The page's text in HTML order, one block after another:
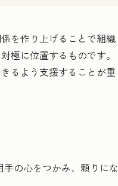
を作り上げることで組織
極に位置するものです。
るよう支援することが重
の心をつかみ、頼りにな